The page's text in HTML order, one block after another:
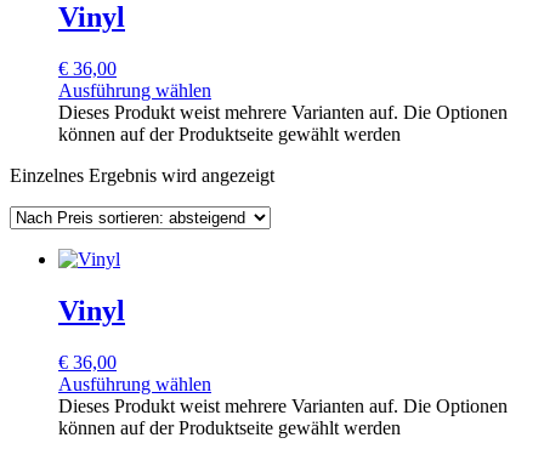
Vinyl
€ 36,00
Ausführung wählen
Dieses Produkt weist mehrere Varianten auf. Die Optionen
können auf der Produktseite gewählt werden
Einzelnes Ergebnis wird angezeigt
Vinyl
€ 36,00
Ausführung wählen
Dieses Produkt weist mehrere Varianten auf. Die Optionen
können auf der Produktseite gewählt werden